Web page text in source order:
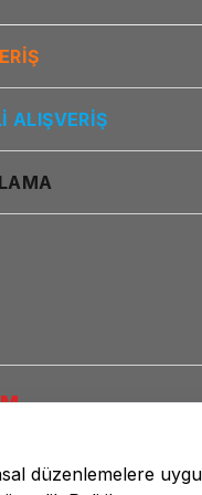
ALIŞVERİŞ
düzenlemelere